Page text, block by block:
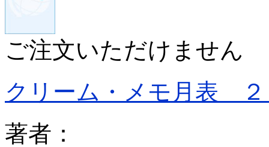
ご注文いただけません
クリーム・メモ月表 ２
著者：